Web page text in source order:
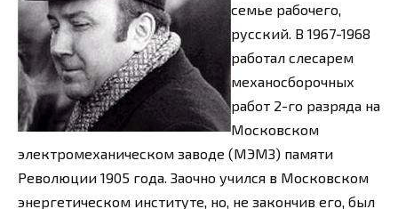
семье рабочего,
русский. В 1967-1968
работал слесарем
механосборочных
работ 2-го разряда на
Московском
электромеханическом заводе (МЭМЗ) памяти
Революции 1905 года. Заочно учился в Московском
энергетическом институте, но, не закончив его, был